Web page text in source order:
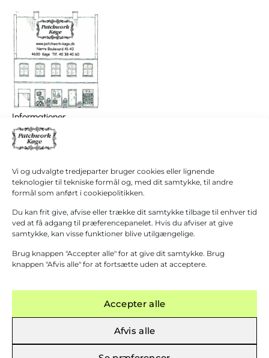
Vi og udvalgte tredjeparter bruger cookies eller lignende
teknologier til tekniske formål og, med dit samtykke, til andre
formål som anført i cookiepolitikken.
Du kan frit give, afvise eller trække dit samtykke tilbage til enhver tid
ved at få adgang til præferencepanelet. Hvis du afviser at give
samtykke, kan visse funktioner blive utilgængelige.
Brug knappen "Accepter alle" for at give dit samtykke. Brug
knappen "Afvis alle" for at fortsætte uden at acceptere.
Accepter alle
Afvis alle
I
alt
0,00kr.
Køb for
1.000,00kr.
fragt!
Gå til
Informationer
Patchwork Køge/ Patchwork Butikken
+45 40 38 40 60
Kontakt os
Butikken
Mandag - tirsdag: 10:00 - 16.30
Torsdag - fredag: 10:00 - 16.30
Lørdag: 10:00 - 13:00 Første lørdag i måneden
(1. September – 31. Marts)
Grupper modtages gerne efter aftale.
FYSISK BUTIK I KØGE ─KURSER AFHOLDES